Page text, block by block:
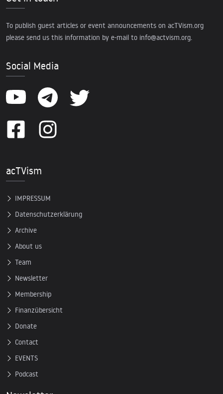
To publish guest articles or event announcements on acTVism.org
please send us this information by e-mail to info@actvism.org.
Social Media
acTVism
IMPRESSUM
Datenschutzerklärung
Archive
About us
Team
Newsletter
Membership
Finanzübersicht
Donate
Contact
EVENTS
Podcast